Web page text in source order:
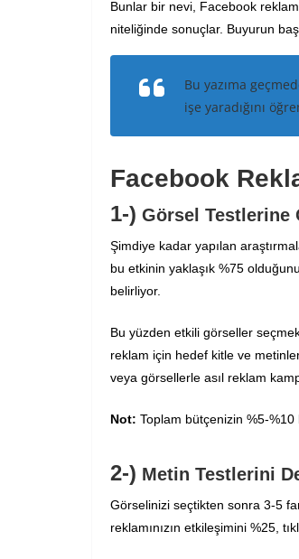
Bunlar bir nevi, Facebook
niteliğinde sonuçlar. Buyurun
Bu yazıma
işe yaradığını
Facebook
1-) Görsel Testlerine
Şimdiye kadar yapılan
bu etkinin yaklaşık %75
belirliyor.
Bu yüzden etkili görseller
reklam için hedef kitle ve
veya görsellerle asıl reklam
Not: Toplam bütçenizin %5-%10
2-) Metin Testlerini
Görselinizi seçtikten sonra 3-5
reklamınızın etkileşimini %25,